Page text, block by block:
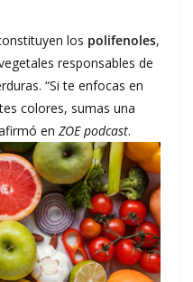
los polifenoles,
responsables de
“Si te enfocas en
colores, sumas una
en ZOE podcast.